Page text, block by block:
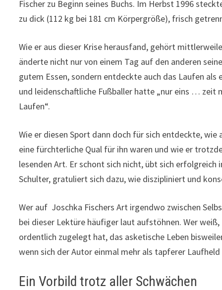
Fischer zu Beginn seines Buchs. Im Herbst 1996
zu dick (112 kg bei 181 cm Körpergröße), frisch
Wie er aus dieser Krise herausfand, gehört
änderte nicht nur von einem Tag auf den anderen
gutem Essen, sondern entdeckte auch das Laufen
und leidenschaftliche Fußballer hatte „nur eins … zeit
Laufen“.
Wie er diesen Sport dann doch für sich entdeckte,
eine fürchterliche Qual für ihn waren und wie er
lesenden Art. Er schont sich nicht, übt sich
Schulter, gratuliert sich dazu, wie diszipliniert und
Wer auf Joschka Fischers Art irgendwo zwischen
bei dieser Lektüre häufiger laut aufstöhnen. Wer
ordentlich zugelegt hat, das asketische Leben
wenn sich der Autor einmal mehr als tapferer
Ein Vorbild trotz aller Schwächen